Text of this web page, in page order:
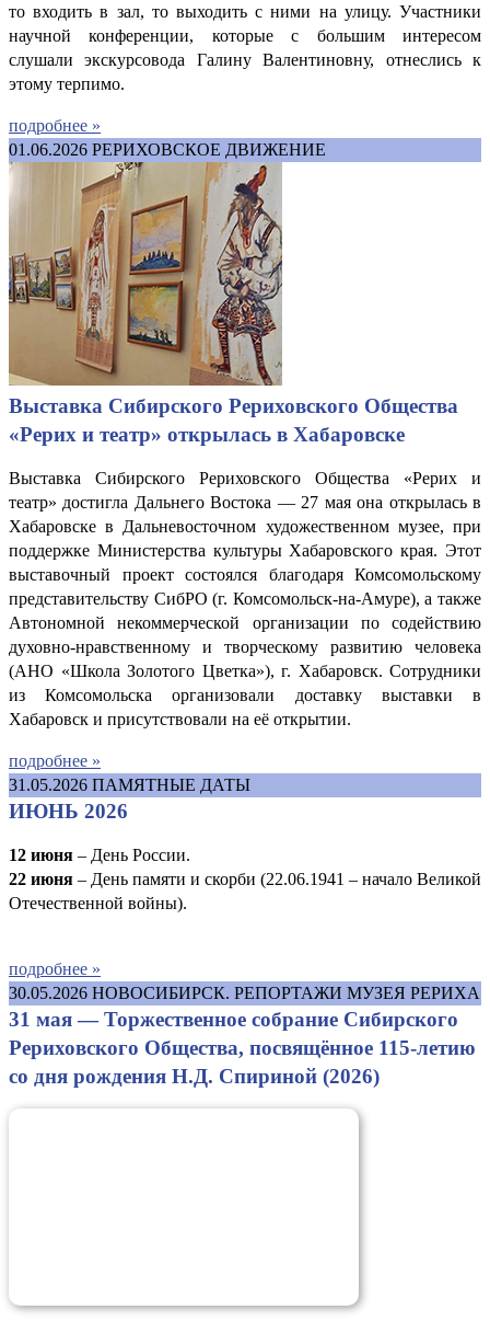
то входить в зал, то выходить с ними на улицу. Участники
научной конференции, которые с большим интересом
слушали экскурсовода Галину Валентиновну, отнеслись к
этому терпимо.
подробнее »
01.06.2026 РЕРИХОВСКОЕ ДВИЖЕНИЕ
Выставка Сибирского Рериховского Общества
«Рерих и театр» открылась в Хабаровске
Выставка Сибирского Рериховского Общества «Рерих и
театр» достигла Дальнего Востока — 27 мая она открылась в
Хабаровске в Дальневосточном художественном музее, при
поддержке Министерства культуры Хабаровского края. Этот
выставочный проект состоялся благодаря Комсомольскому
представительству СибРО (г. Комсомольск-на-Амуре), а также
Автономной некоммерческой организации по содействию
духовно-нравственному и творческому развитию человека
(АНО «Школа Золотого Цветка»), г. Хабаровск. Сотрудники
из Комсомольска организовали доставку выставки в
Хабаровск и присутствовали на её открытии.
подробнее »
31.05.2026 ПАМЯТНЫЕ ДАТЫ
ИЮНЬ 2026
12 июня – День России.
22 июня – День памяти и скорби (22.06.1941 – начало Великой
Отечественной войны).
подробнее »
30.05.2026 НОВОСИБИРСК. РЕПОРТАЖИ МУЗЕЯ РЕРИХА
31 мая — Торжественное собрание Сибирского
Рериховского Общества, посвящённое 115-летию
со дня рождения Н.Д. Спириной (2026)